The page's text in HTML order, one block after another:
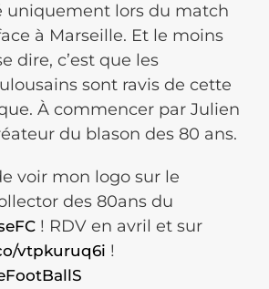
uniquement lors du match
à Marseille. Et le moins
dire, c’est que les
sont ravis de cette
À commencer par Julien
du blason des 80 ans.
voir mon logo sur le
des 80ans du
! RDV en avril et sur
vtpkuruq6i !